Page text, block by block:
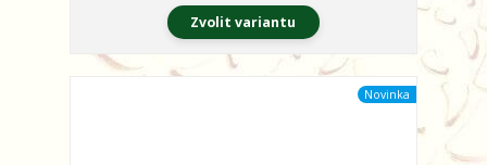
Zvolit variantu
Novinka